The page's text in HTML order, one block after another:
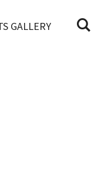
GALLERY